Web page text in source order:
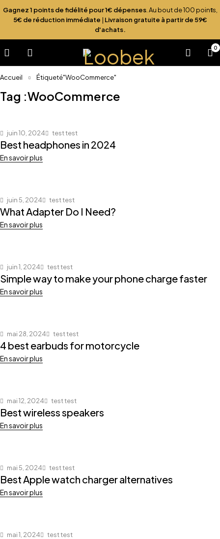
Gagnez 1 points de fidélité pour 1€ dépenses. Au bout de 100 points,
5€ de réduction immédiate | Livraison gratuite à partir de 59€
d'achats.
0
Accueil Étiqueté"WooCommerce"
Tag :WooCommerce
juin 10, 2024 test test
Best headphones in 2024
En savoir plus
juin 5, 2024 test test
What Adapter Do I Need?
En savoir plus
juin 1, 2024 test test
Simple way to make your phone charge faster
En savoir plus
mai 28, 2024 test test
4 best earbuds for motorcycle
En savoir plus
mai 12, 2024 test test
Best wireless speakers
En savoir plus
mai 5, 2024 test test
Best Apple watch charger alternatives
En savoir plus
mai 1, 2024 test test